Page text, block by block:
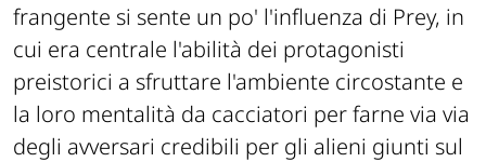
frangente si sente un po' l'influenza di Prey, in
cui era centrale l'abilità dei protagonisti
preistorici a sfruttare l'ambiente circostante e
la loro mentalità da cacciatori per farne via via
degli avversari credibili per gli alieni giunti sul